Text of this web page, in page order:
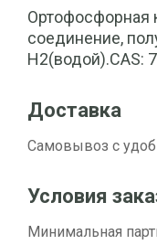
Ортофосфорная
соединение,
H2(водой).CAS:
Доставка
Самовывоз с
Условия
Минимальная